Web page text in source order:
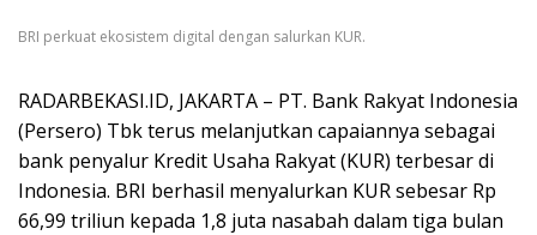
BRI perkuat ekosistem digital dengan salurkan KUR.
RADARBEKASI.ID, JAKARTA – PT. Bank Rakyat Indonesia
(Persero) Tbk terus melanjutkan capaiannya sebagai
bank penyalur Kredit Usaha Rakyat (KUR) terbesar di
Indonesia. BRI berhasil menyalurkan KUR sebesar Rp
66,99 triliun kepada 1,8 juta nasabah dalam tiga bulan